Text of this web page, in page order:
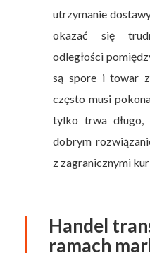
utrzymanie
okazać się
odległości
są spore i towar
często musi
tylko trwa
dobrym
z zagranicznymi
Handel
ramach